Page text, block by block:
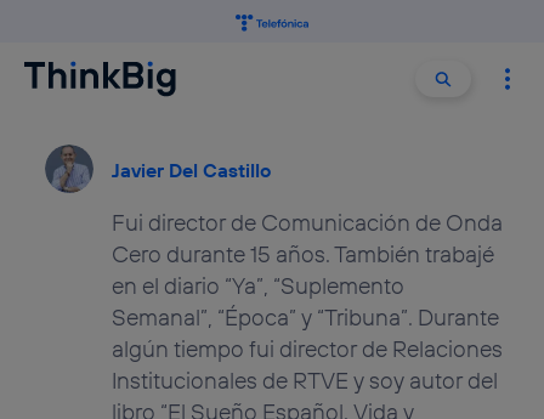
Buscar
Javier Del Castillo
Fui director de Comunicación de Onda
Cero durante 15 años. También trabajé
en el diario “Ya”, “Suplemento
Semanal”, “Época” y “Tribuna”. Durante
algún tiempo fui director de Relaciones
Institucionales de RTVE y soy autor del
libro “El Sueño Español. Vida y